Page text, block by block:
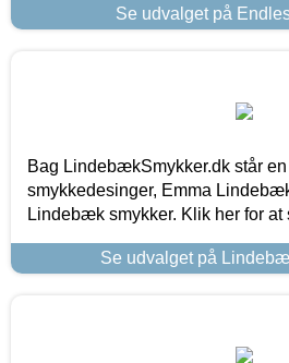
Se udvalget på
Bag LindebækSmykker.dk står
smykkedesinger, Emma
Lindebæk smykker. Klik her for at
Se udvalget på